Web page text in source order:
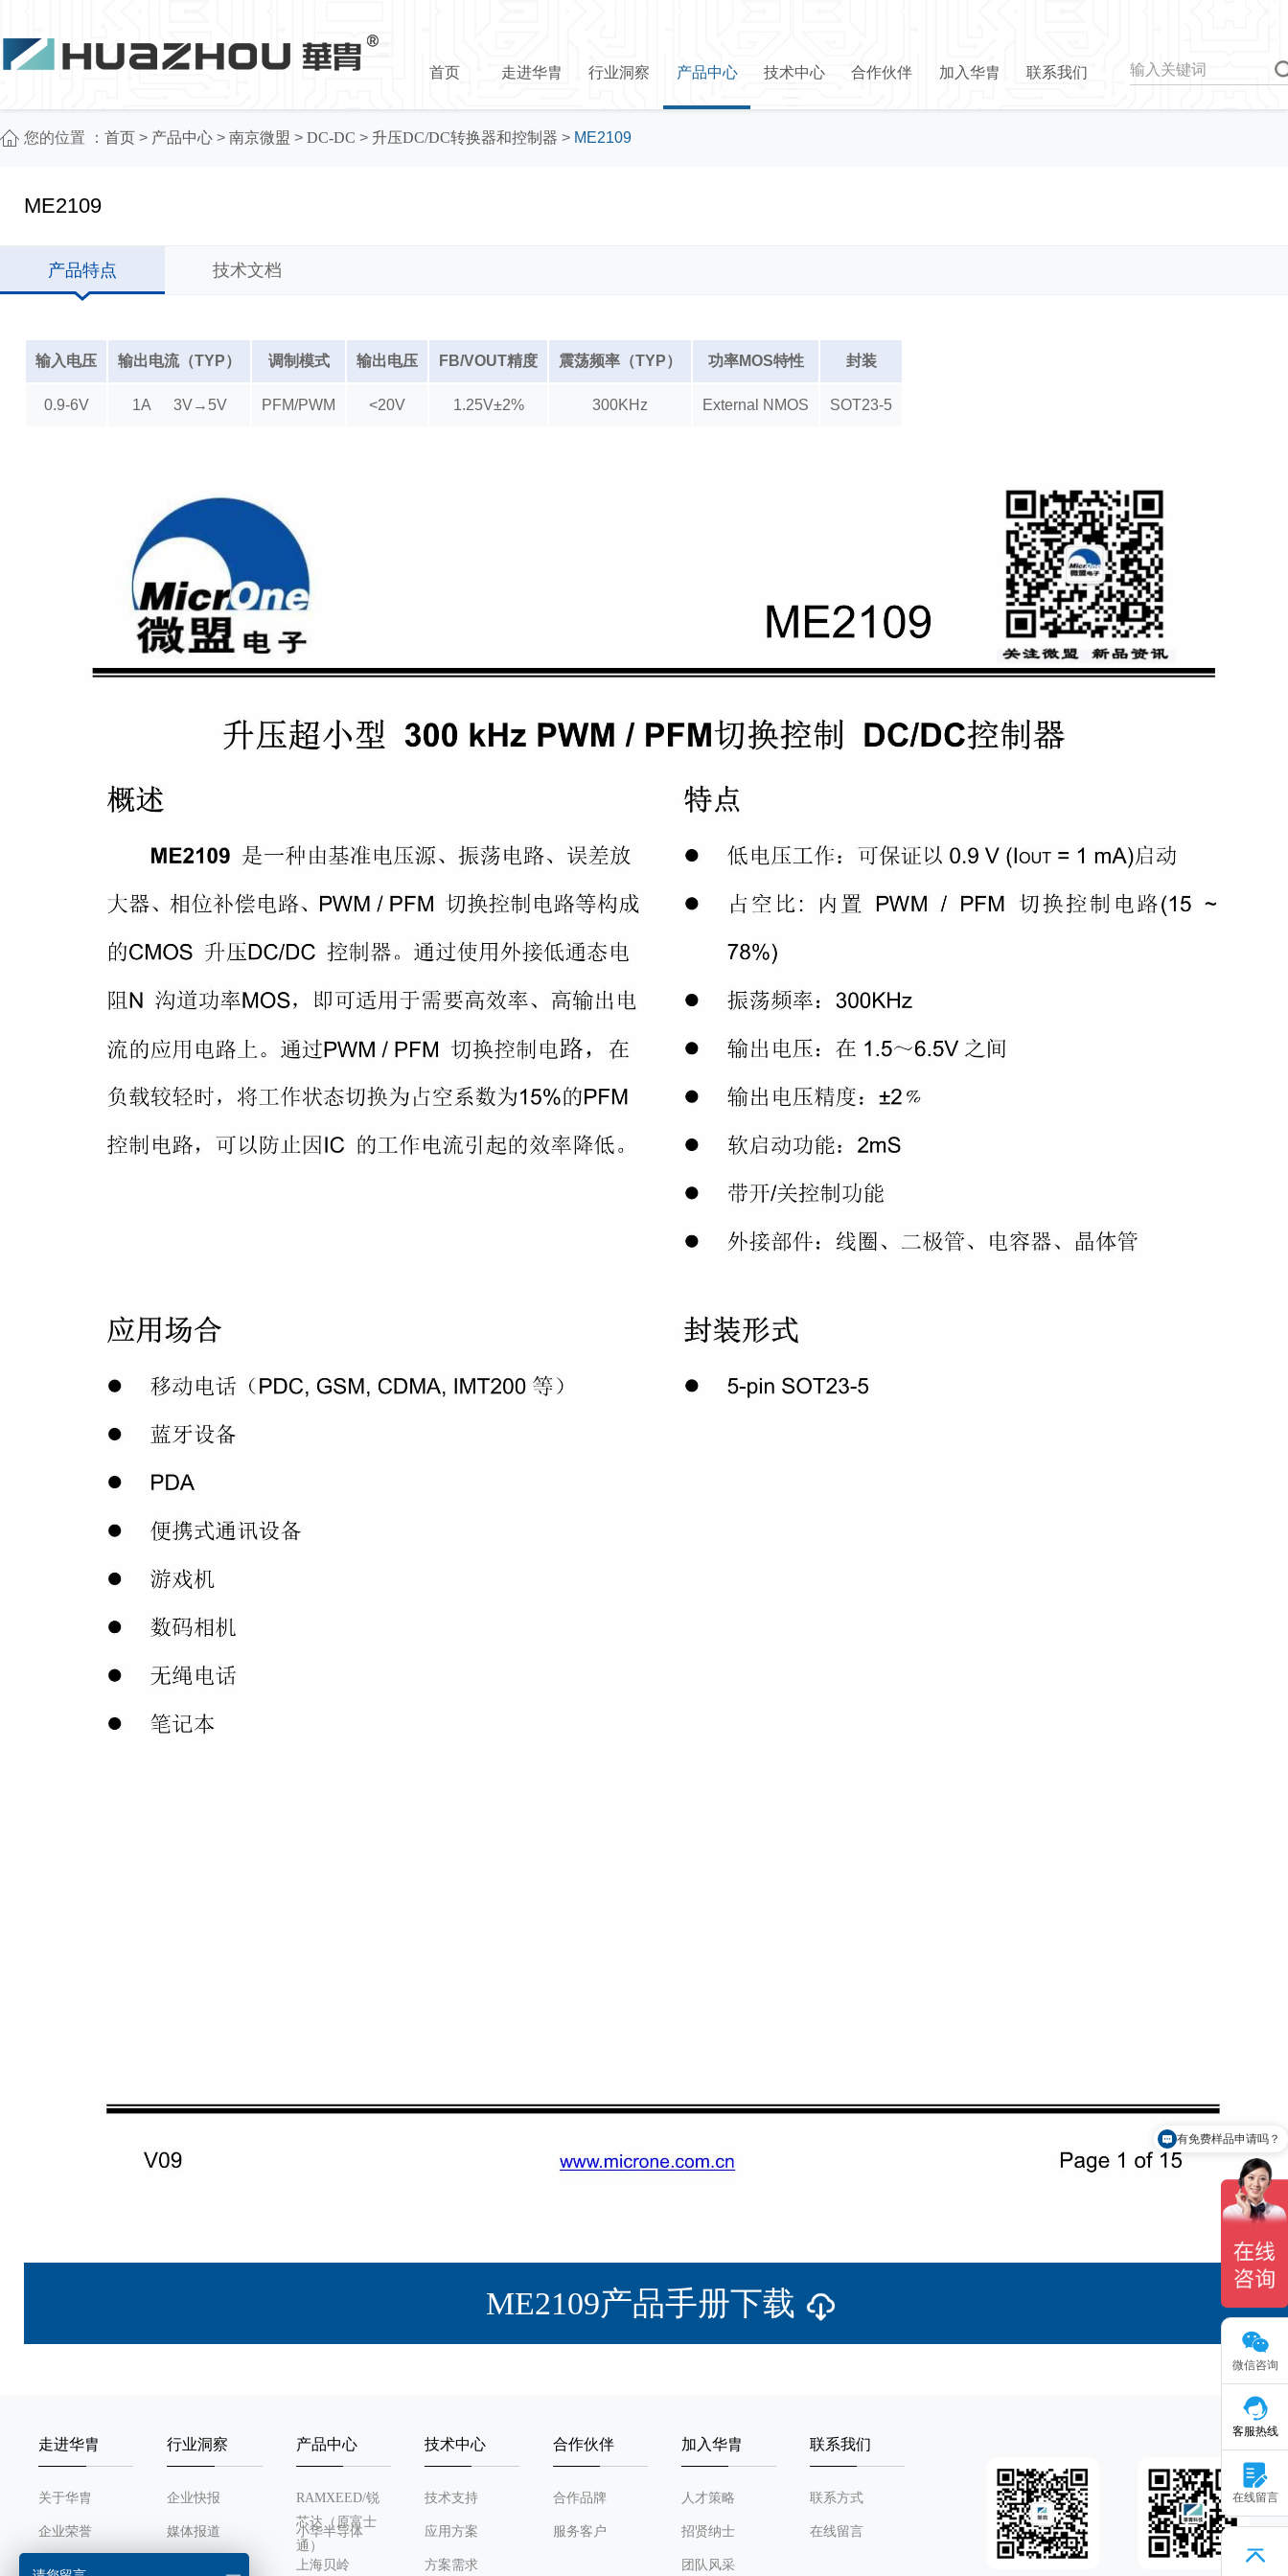
首页 走进华胄 行业洞察 产品中心 技术中心 合作伙伴 加入华胄 联系我们
您的位置 ： 首页 > 产品中心 > 南京微盟 > DC-DC > 升压DC/DC转换器和控制器 > ME2109
ME2109
产品特点 技术文档
输入电压 输出电流（TYP） 调制模式 输出电压 FB/VOUT精度 震荡频率（TYP） 功率MOS特性 封装
0.9-6V 1A 3V→5V PFM/PWM <20V 1.25V±2% 300KHz External NMOS SOT23-5
ME2109产品手册下载
走进华胄
关于华胄
企业荣誉
发展历程
行业洞察
企业快报
媒体报道
产品中心
RAMXEED/锐
芯达（原富士
通）
小华半导体
上海贝岭
技术中心
技术支持
应用方案
方案需求
合作伙伴
合作品牌
服务客户
加入华胄
人才策略
招贤纳士
团队风采
联系我们
联系方式
在线留言
微信咨询
客服热线
在线留言
有免费样品申请吗？